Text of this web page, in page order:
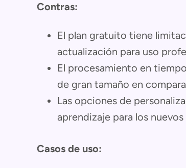
Contras:
El plan gratuito tiene
actualización para uso
El procesamiento en
de gran tamaño en
Las opciones de
aprendizaje para los
Casos de uso: